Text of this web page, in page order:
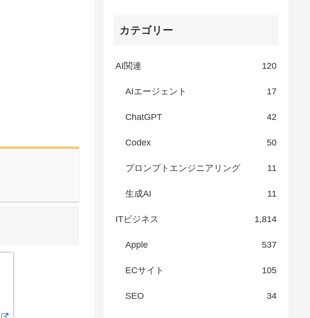
カテゴリー
AI関連 120
AIエージェント 17
ChatGPT 42
Codex 50
プロンプトエンジニアリング 11
生成AI 11
ITビジネス 1,814
Apple 537
ECサイト 105
SEO 34